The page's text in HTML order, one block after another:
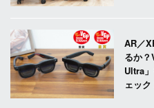
AR／
るか
Ultra
ェック